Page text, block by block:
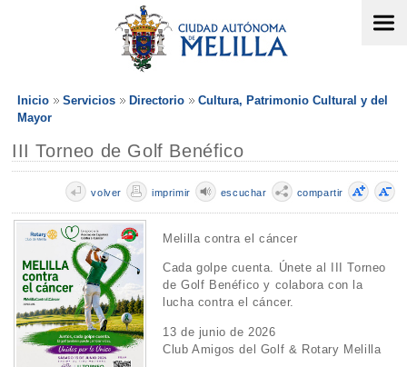
Inicio Servicios Directorio
Cultura, Patrimonio Cultural y del
Mayor
III Torneo de Golf Benéfico
compartir
escuchar
imprimir
volver
Melilla contra el cáncer
Cada golpe cuenta. Únete al III Torneo
de Golf Benéfico y colabora con la
lucha contra el cáncer.
13 de junio de 2026
Club Amigos del Golf & Rotary Melilla